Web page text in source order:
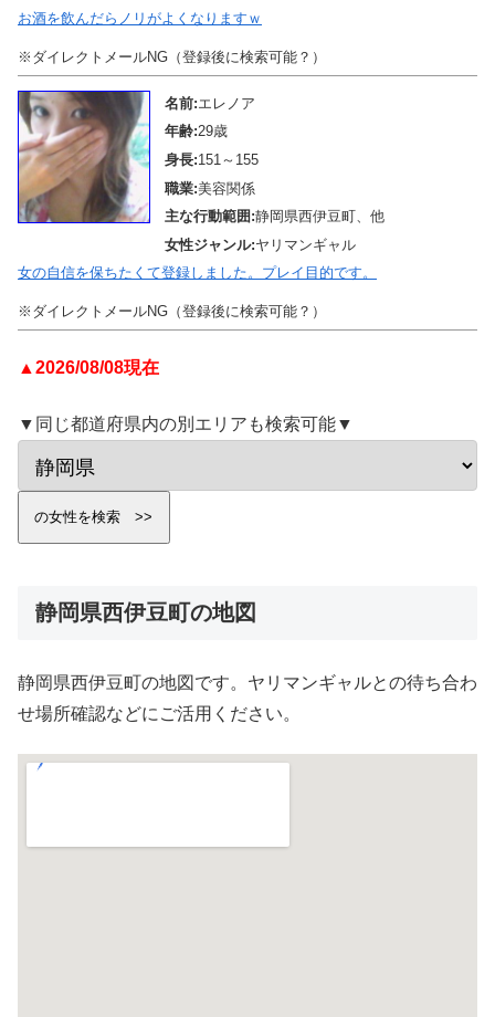
お酒を飲んだらノリがよくなりますｗ
※ダイレクトメールNG（登録後に検索可能？）
名前:エレノア
年齢:29歳
身長:151～155
職業:美容関係
主な行動範囲:静岡県西伊豆町、他
女性ジャンル:ヤリマンギャル
女の自信を保ちたくて登録しました。プレイ目的です。
※ダイレクトメールNG（登録後に検索可能？）
▲2026/08/08現在
▼同じ都道府県内の別エリアも検索可能▼
静岡県西伊豆町の地図
静岡県西伊豆町の地図です。ヤリマンギャルとの待ち合わ
せ場所確認などにご活用ください。